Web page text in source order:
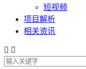
短视频
项目解析
相关资讯
 